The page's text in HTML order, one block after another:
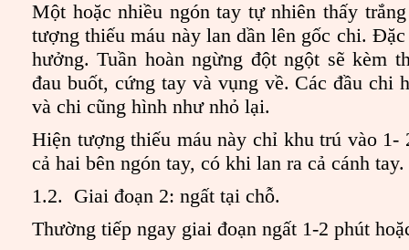
Một hoặc nhiều ngón tay tự nhiên thấy
tượng thiếu máu này lan dần lên gốc chi.
hưởng. Tuần hoàn ngừng đột ngột sẽ kèm
đau buốt, cứng tay và vụng về. Các đầu chi
và chi cũng hình như nhỏ lại.
Hiện tượng thiếu máu này chỉ khu trú vào 1-
cả hai bên ngón tay, có khi lan ra cả cánh tay.
1.2. Giai đoạn 2: ngất tại chỗ.
Thường tiếp ngay giai đoạn ngất 1-2 phút